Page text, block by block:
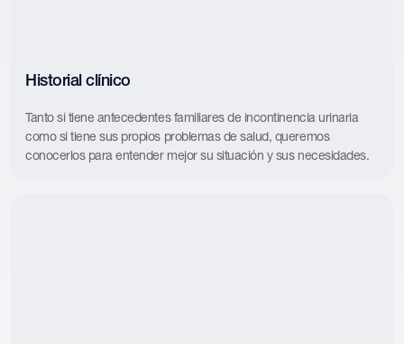
Historial clínico
Tanto si tiene antecedentes familiares de incontinencia urinaria
como si tiene sus propios problemas de salud, queremos
conocerlos para entender mejor su situación y sus necesidades.